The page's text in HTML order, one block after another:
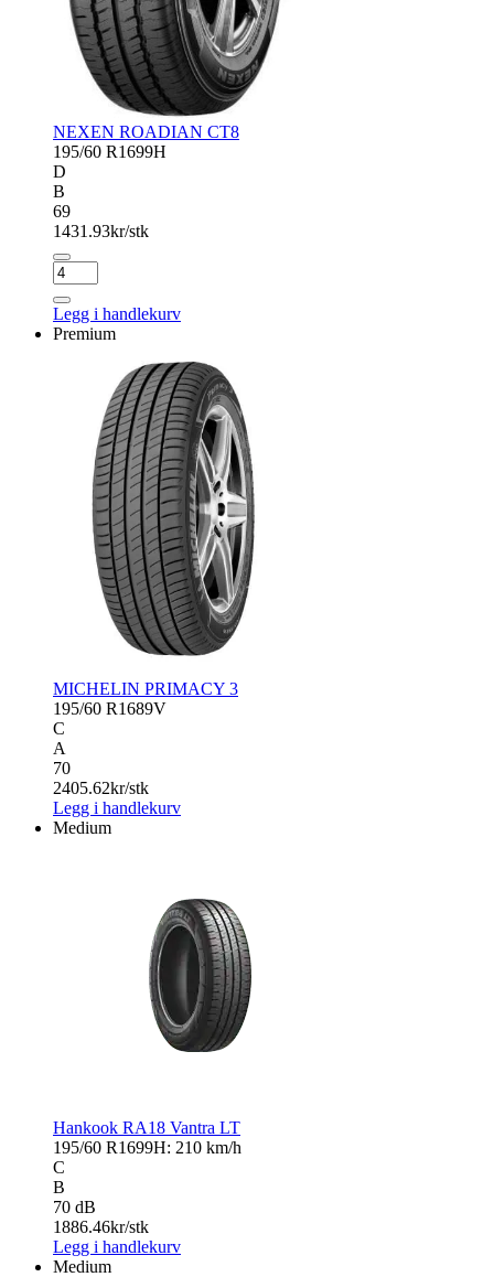
NEXEN ROADIAN CT8
195/60 R1699H
D
B
69
1431.93kr/stk
NEXEN
ROADIAN
CT8
antall
Legg i handlekurv
Premium
MICHELIN PRIMACY 3
195/60 R1689V
C
A
70
2405.62kr/stk
Legg i handlekurv
Medium
Hankook RA18 Vantra LT
195/60 R1699H: 210 km/h
C
B
70 dB
1886.46kr/stk
Legg i handlekurv
Medium